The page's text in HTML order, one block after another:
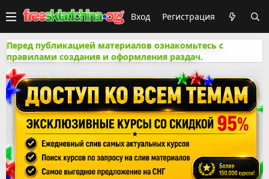
Вход Регистрация
Перед публикацией материалов ознакомьтесь с
правилами создания и оформления раздач.